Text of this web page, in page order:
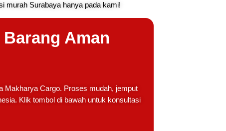
murah Surabaya hanya pada kami!
Aman
Makharya Cargo. Proses mudah, jemput
Klik tombol di bawah untuk konsultasi